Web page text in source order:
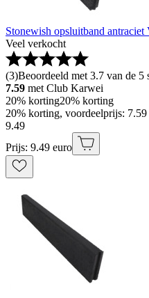
Stonewish opsluitband
Veel verkocht
(3)Beoordeeld met 3.7 van de 5
7.59 met Club Karwei
20% korting20% korting
20% korting, voordeelprijs:
9.49
Prijs: 9.49 euro